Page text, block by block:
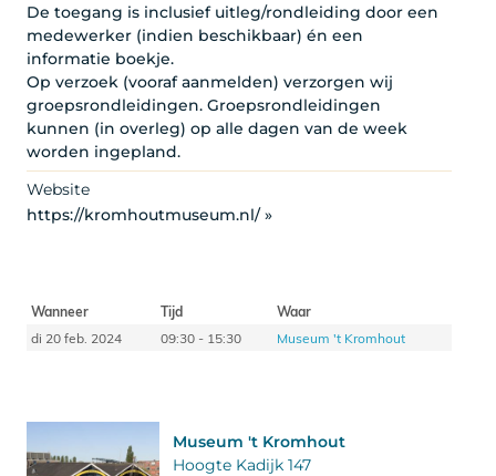
De toegang is inclusief uitleg/rondleiding door een
medewerker (indien beschikbaar) én een
informatie boekje.
Op verzoek (vooraf aanmelden) verzorgen wij
groepsrondleidingen. Groepsrondleidingen
kunnen (in overleg) op alle dagen van de week
worden ingepland.
Website
https://kromhoutmuseum.nl/ »
Wanneer Tijd
Waar
di 20 feb. 2024
09:30 - 15:30 Museum 't Kromhout
Museum 't Kromhout
Hoogte Kadijk 147